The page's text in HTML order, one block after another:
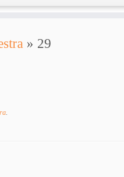
» 29
.